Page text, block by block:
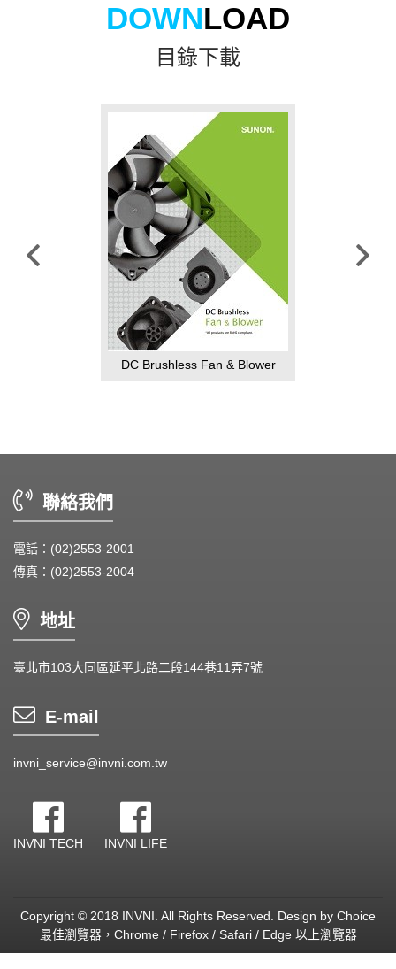
DOWNLOAD
目錄下載
EC Brushless Fan & Blower
聯絡我們
電話：(02)2553-2001
傳真：(02)2553-2004
地址
臺北市103大同區延平北路二段144巷11弄7號
E-mail
invni_service@invni.com.tw
INVNI TECH INVNI LIFE
Copyright © 2018 INVNI. All Rights Reserved. Design by Choice
最佳瀏覽器，Chrome / Firefox / Safari / Edge 以上瀏覽器